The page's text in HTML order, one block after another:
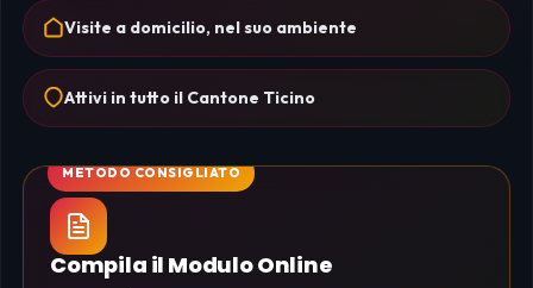
Visite a domicilio, nel suo ambiente
Attivi in tutto il Cantone Ticino
Compila il Modulo Online